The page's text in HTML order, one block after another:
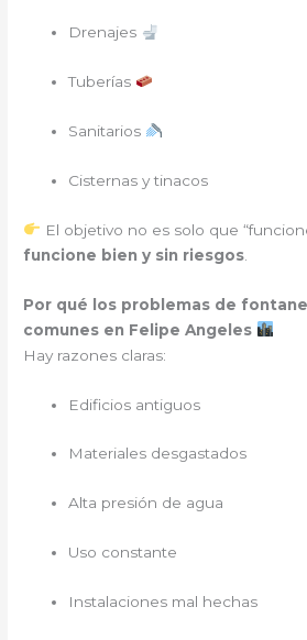
Drenajes
Tuberías
Sanitarios
Cisternas y tinacos
El objetivo no es solo que
funcione bien y sin riesgos
Por qué los problemas de
comunes en Felipe Angeles
Hay razones claras:
Edificios antiguos
Materiales desgastados
Alta presión de agua
Uso constante
Instalaciones mal hechas